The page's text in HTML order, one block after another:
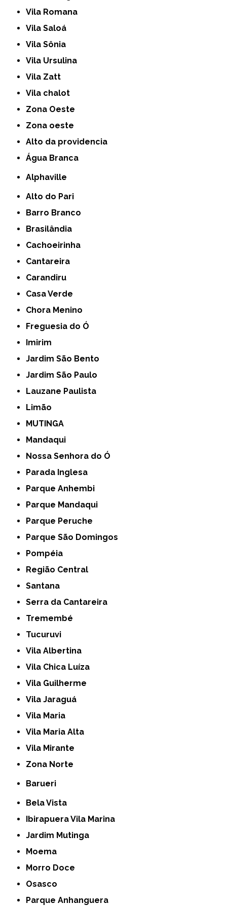
Vila Romana
Vila Saloá
Vila Sônia
Vila Ursulina
Vila Zatt
Vila chalot
Zona Oeste
Zona oeste
alto da providencia
Água Branca
Alphaville
Alto do Pari
Barro Branco
Brasilândia
Cachoeirinha
Cantareira
Carandiru
Casa Verde
Chora Menino
Freguesia do Ó
Imirim
Jardim São Bento
Jardim São Paulo
Lauzane Paulista
Limão
MUTINGA
Mandaqui
Nossa Senhora do Ó
Parada Inglesa
Parque Anhembi
Parque Mandaqui
Parque Peruche
Parque São Domingos
Pompéia
Região Central
Santana
Serra da Cantareira
Tremembé
Tucuruvi
Vila Albertina
Vila Chica Luíza
Vila Guilherme
Vila Jaraguá
Vila Maria
Vila Maria Alta
Vila Mirante
Zona Norte
Barueri
Bela Vista
Ibirapuera Vila Marina
Jardim Mutinga
Moema
Morro Doce
Osasco
Parque Anhanguera